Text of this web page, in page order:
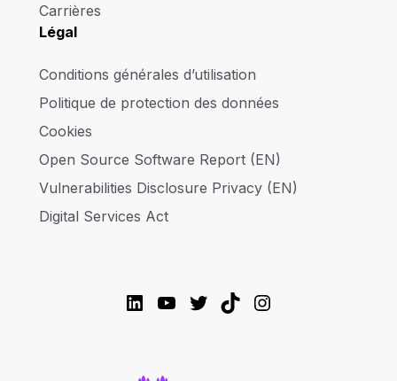
Carrières
Légal
Conditions générales d’utilisation
Politique de protection des données
Cookies
Open Source Software Report (EN)
Vulnerabilities Disclosure Privacy (EN)
Digital Services Act
LinkedIn
YouTube
Twitter
TikTokInstagram